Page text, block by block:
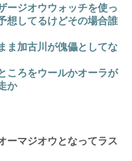
ージオウウォッチを使っ
想してるけどその場合誰
ま加古川が傀儡としてな
ころをウールかオーラが
か
ーマジオウとなってラス